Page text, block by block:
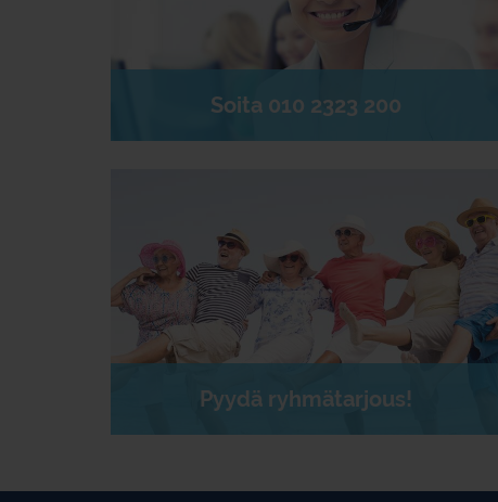
Soita 010 2323 200
Pyydä ryhmätarjous!